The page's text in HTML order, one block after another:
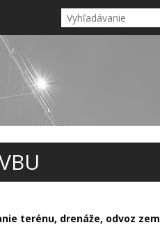
terénu, drenáže, odvoz